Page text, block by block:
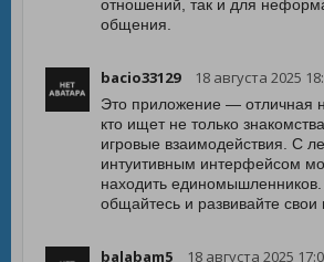
отношений, так и для
общения.
bacio33129 18 августа 2025
Это приложение — отличная
кто ищет не только
игровые взаимодействия. С
интуитивным интерфейсом
находить единомышленников.
общайтесь и развивайте свои
balabam5 18 августа 2025